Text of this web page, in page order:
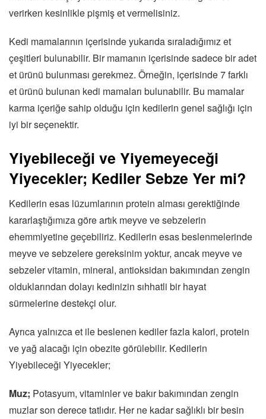
verirken kesinlikle pişmiş et vermelisiniz.
Kedi mamalarının içerisinde yukarıda sıraladığımız et
çeşitleri bulunabilir. Bir mamanın içerisinde sadece bir adet
et ürünü bulunması gerekmez. Örneğin, içerisinde 7 farklı
et ürünü bulunan kedi mamaları bulunabilir. Bu mamalar
karma içeriğe sahip olduğu için kedilerin genel sağlığı için
iyi bir seçenektir.
Yiyebileceği ve Yiyemeyeceği
Yiyecekler; Kediler Sebze Yer mi?
Kedilerin esas lüzumlarının protein alması gerektiğinde
kararlaştığımıza göre artık meyve ve sebzelerin
ehemmiyetine geçebiliriz. Kedilerin esas beslenmelerinde
meyve ve sebzelere gereksinim yoktur, ancak meyve ve
sebzeler vitamin, mineral, antioksidan bakımından zengin
olduklarından dolayı kedinizin sıhhatli bir hayat
sürmelerine destekçi olur.
Ayrıca yalnızca et ile beslenen kediler fazla kalori, protein
ve yağ alacağı için obezite görülebilir. Kedilerin
Yiyebileceği Yiyecekler;
Muz; Potasyum, vitaminler ve bakır bakımından zengin
muzlar son derece tatlıdır. Her ne kadar sağlıklı bir besin